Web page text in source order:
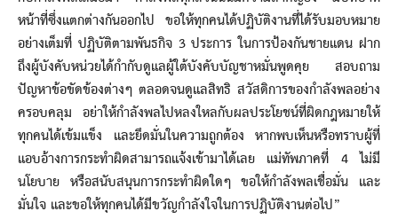
หน้าที่ซึ่งแตกต่างกันออกไป ขอให้ทุกคนได้ปฏิบัติงานที่ได้รับมอบหมาย
อย่างเต็มที่ ปฏิบัติตามพันธกิจ 3 ประการ ในการป้องกันชายแดน ฝาก
ถึงผู้บังคับหน่วยได้กำกับดูแลผู้ใต้บังคับบัญชาหมั่นพูดคุย สอบถาม
ปัญหาข้อขัดข้องต่างๆ ตลอดจนดูแลสิทธิ สวัสดิการของกำลังพลอย่าง
ครอบคลุม อย่าให้กำลังพลไปหลงใหลกับผลประโยชน์ที่ผิดกฎหมายให้
ทุกคนได้เข้มแข็ง และยึดมั่นในความถูกต้อง หากพบเห็นหรือทราบผู้ที่
แอบอ้างการกระทำผิดสามารถแจ้งเข้ามาได้เลย แม่ทัพภาคที่ 4 ไม่มี
นโยบาย หรือสนับสนุนการกระทำผิดใดๆ ขอให้กำลังพลเชื่อมั่น และ
มั่นใจ และขอให้ทุกคนได้มีขวัญกำลังใจในการปฏิบัติงานต่อไป”